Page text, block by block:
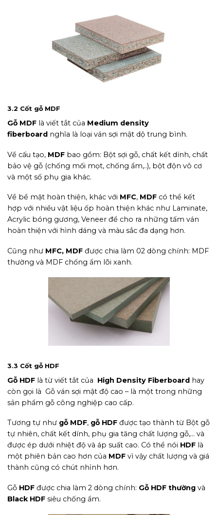
3.2 Cốt gỗ MDF
Gỗ MDF là viết tắt của Medium density
fiberboard nghĩa là loại ván sợi mật dộ trung bình.
Về cấu tạo, MDF bao gồm: Bột sợi gỗ, chất kết dính, chất
bảo vệ gỗ (chống mối mọt, chống ẩm,..), bột độn vô cơ
và một số phụ gia khác.
Về bề mặt hoàn thiện, khác với MFC, MDF có thể kết
hợp với nhiều vật liệu ốp hoàn thiện khác như Laminate,
Acrylic bóng gương, Veneer để cho ra những tấm ván
hoàn thiện với hình dáng và màu sắc đa dạng hơn.
Cũng như MFC, MDF được chia làm 02 dòng chính: MDF
thường và MDF chống ẩm lõi xanh.
3.3 Cốt gỗ HDF
Gỗ HDF là từ viết tắt của High Density Fiberboard hay
còn gọi là Gỗ ván sợi mật độ cao – là một trong những
sản phẩm gỗ công nghiệp cao cấp.
Tương tự như gỗ MDF, gỗ HDF được tạo thành từ Bột gỗ
tự nhiên, chất kết dính, phụ gia tăng chất lượng gỗ,… và
được ép dưới nhiệt độ và áp suất cao. Có thể nói HDF là
một phiên bản cao hơn của MDF vì vậy chất lượng và giá
thành cũng có chút nhỉnh hơn.
Gỗ HDF được chia làm 2 dòng chính: Gỗ HDF thường và
Black HDF siêu chống ẩm.